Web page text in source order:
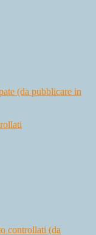
(da pubblicare in
controllati (da